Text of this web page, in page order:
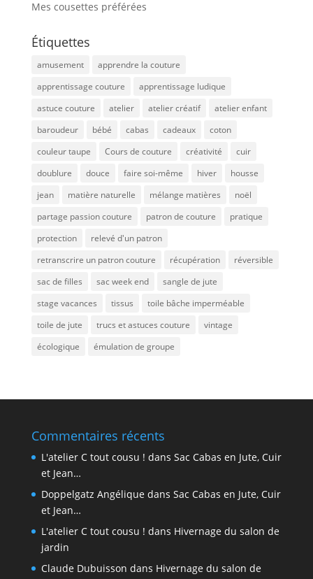
Mes cousettes préférées
Étiquettes
amusement
apprendre la couture
apprentissage couture
apprentissage ludique
astuce couture
atelier atelier créatif
atelier enfant
baroudeur
bébé cabas cadeaux
coton
couleur taupe
Cours de couture créativité
cuir
doublure
douce faire soi-même hiver
housse
jean
matière naturelle mélange matières
noël
partage passion couture
patron de couture
pratique
protection
relevé d'un patron
retranscrire un patron couture
récupération
réversible
sac de filles
sac week end
sangle de jute
stage vacances
tissus
toile bâche imperméable
toile de jute
trucs et astuces couture
vintage
écologique
émulation de groupe
Commentaires récents
L'atelier C tout cousu ! dans Sac Cabas en Jute, Cuir
et Jean…
Doppelgatz Angéliquedans Sac Cabas en Jute, Cuir
et Jean…
L'atelier C tout cousu ! dans Hivernage du salon de
jardin
Claude Dubuisson dans Hivernage du salon de